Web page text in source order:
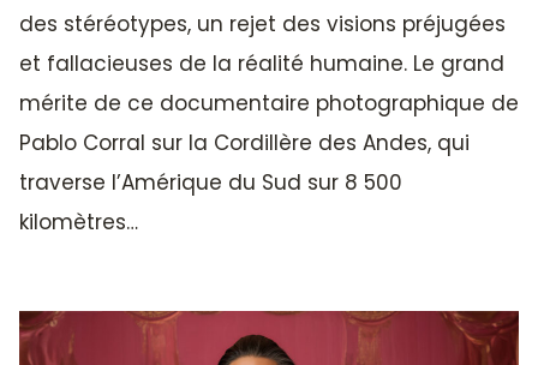
des stéréotypes, un rejet des visions préjugées
et fallacieuses de la réalité humaine. Le grand
mérite de ce documentaire photographique de
Pablo Corral sur la Cordillère des Andes, qui
traverse l’Amérique du Sud sur 8 500
kilomètres…